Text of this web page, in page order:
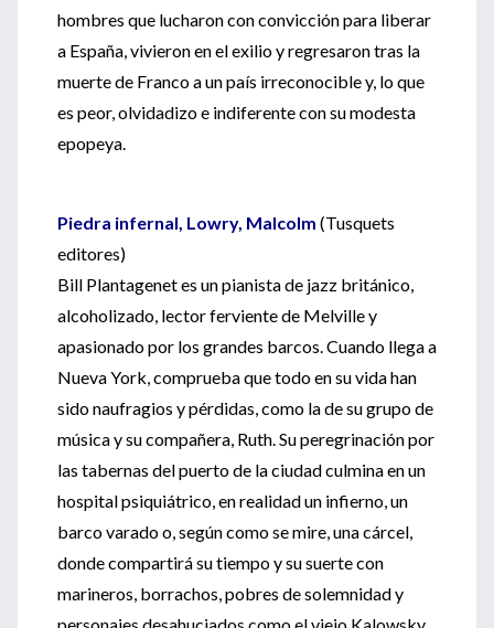
hombres que lucharon con convicción para liberar
a España, vivieron en el exilio y regresaron tras la
muerte de Franco a un país irreconocible y, lo que
es peor, olvidadizo e indiferente con su modesta
epopeya.
Piedra infernal, Lowry, Malcolm (Tusquets
editores)
Bill Plantagenet es un pianista de jazz británico,
alcoholizado, lector ferviente de Melville y
apasionado por los grandes barcos. Cuando llega a
Nueva York, comprueba que todo en su vida han
sido naufragios y pérdidas, como la de su grupo de
música y su compañera, Ruth. Su peregrinación por
las tabernas del puerto de la ciudad culmina en un
hospital psiquiátrico, en realidad un infierno, un
barco varado o, según como se mire, una cárcel,
donde compartirá su tiempo y su suerte con
marineros, borrachos, pobres de solemnidad y